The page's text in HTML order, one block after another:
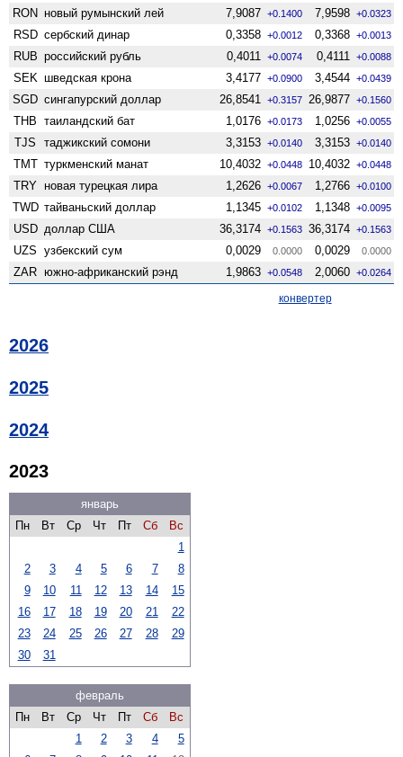
RON новый румынский лей 7,9087 +0.1400 7,9598 +0.0323
RSD сербский динар 0,3358 +0.0012 0,3368 +0.0013
RUB российский рубль 0,4011 +0.0074 0,4111 +0.0088
SEK шведская крона 3,4177 +0.0900 3,4544 +0.0439
SGD сингапурский доллар 26,8541 +0.3157 26,9877 +0.1560
THB таиландский бат 1,0176 +0.0173 1,0256 +0.0055
TJS таджикский сомони 3,3153 +0.0140 3,3153 +0.0140
TMT туркменский манат 10,4032 +0.0448 10,4032 +0.0448
TRY новая турецкая лира 1,2626 +0.0067 1,2766 +0.0100
TWD тайваньский доллар 1,1345 +0.0102 1,1348 +0.0095
USD доллар США 36,3174 +0.1563 36,3174 +0.1563
UZS узбекский сум 0,0029 0.0000 0,0029 0.0000
ZAR южно-африканский рэнд 1,9863 +0.0548 2,0060 +0.0264
конвертер
2026
2025
2024
2023
январь
Пн
Вт Ср Чт Пт Сб
Вс
1
2
3 4 5 6 7
8
9
10 11 12 13 14
15
16
17 18 19 20 21
22
23
24 25 26 27 28
29
30
31
февраль
Пн
Вт Ср Чт Пт Сб
Вс
1
2 3 4
5